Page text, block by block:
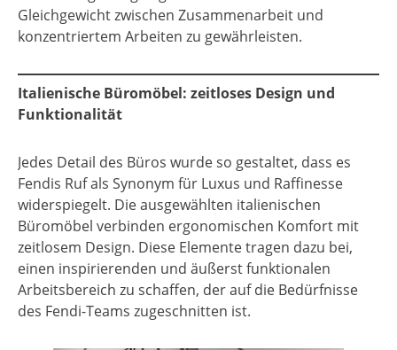
Gleichgewicht zwischen Zusammenarbeit und
konzentriertem Arbeiten zu gewährleisten.
Italienische Büromöbel: zeitloses Design und
Funktionalität
Jedes Detail des Büros wurde so gestaltet, dass es
Fendis Ruf als Synonym für Luxus und Raffinesse
widerspiegelt. Die ausgewählten italienischen
Büromöbel verbinden ergonomischen Komfort mit
zeitlosem Design. Diese Elemente tragen dazu bei,
einen inspirierenden und äußerst funktionalen
Arbeitsbereich zu schaffen, der auf die Bedürfnisse
des Fendi-Teams zugeschnitten ist.